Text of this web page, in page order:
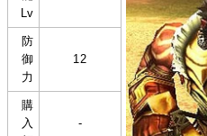
Lv
防
御
力
12
購
入
-